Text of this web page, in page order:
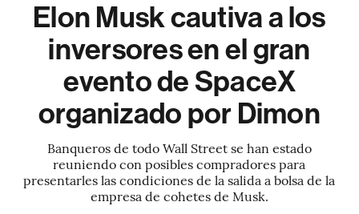
Elon Musk cautiva a los
inversores en el gran
evento de SpaceX
organizado por Dimon
Banqueros de todo Wall Street se han estado
reuniendo con posibles compradores para
presentarles las condiciones de la salida a bolsa de la
empresa de cohetes de Musk.